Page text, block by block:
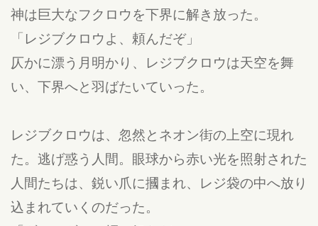
神は巨大なフクロウを下界に解き放った。
「レジブクロウよ、頼んだぞ」
仄かに漂う月明かり、レジブクロウは天空を舞
い、下界へと羽ばたいていった。
レジブクロウは、忽然とネオン街の上空に現れ
た。逃げ惑う人間。眼球から赤い光を照射された
人間たちは、鋭い爪に摑まれ、レジ袋の中へ放り
込まれていくのだった。